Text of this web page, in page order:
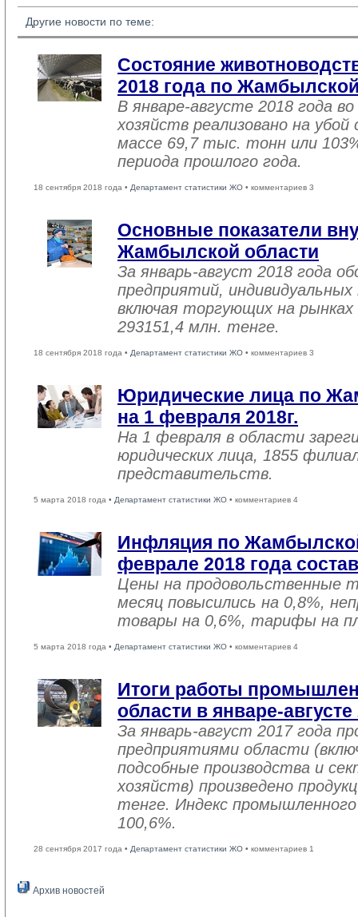
Другие новости по теме:
Состояние
2018 года по
В январе-августе 2018 года
хозяйств реализовано на
массе 69,7 тыс. тонн или
периода прошлого года.
18 сентября 2018 года • Департамент статистики ЖО • комментариев 3
Основные показатели
Жамбылской области
За январь-август 2018 года
предприятий,
включая торгующих на рынках
293151,4 млн. тенге.
18 сентября 2018 года • Департамент статистики ЖО • комментариев 3
Юридические лица по
на 1 февраля 2018г.
На 1 февраля в области
юридических лица, 1855
представительств.
5 марта 2018 года • Департамент статистики ЖО • комментариев 4
Инфляция по
феврале 2018 года
Цены на продовольственные
месяц повысились на 0,8%,
товары на 0,6%, тарифы на
5 марта 2018 года • Департамент статистики ЖО • комментариев 4
Итоги работы
области в январе-августе
За январь-август 2017 года
предприятиями области
подсобные производства и
хозяйств) произведено
тенге. Индекс
100,6%.
28 сентября 2017 года • Департамент статистики ЖО • комментариев 1
Архив новостей